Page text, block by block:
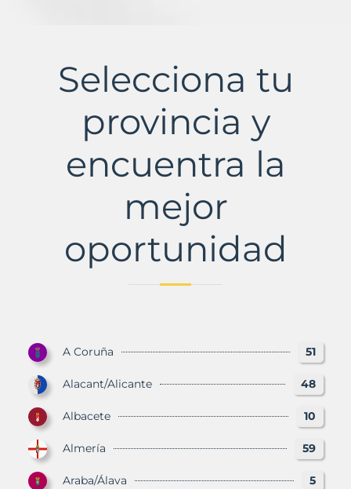
Municipio
Murbalands
Selecciona tu
provincia y
encuentra la
mejor
oportunidad
A Coruña 51
Alacant/Alicante 48
Albacete 10
Almería 59
Araba/Álava 5